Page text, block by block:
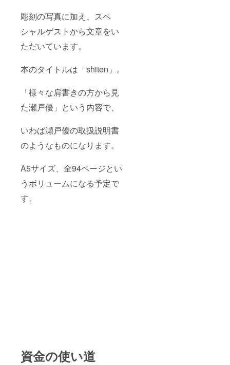
彫刻の写真に加え、スペ
シャルゲストから文章をい
ただいています。
本のタイトルは「shiten」。
「様々な肩書きの方から見
た瀬戸優」という内容で、
いわば瀬戸優の取扱説明書
のようなものになります。
A5サイズ、全94ページとい
うボリュームになる予定で
す。
資金の使い道